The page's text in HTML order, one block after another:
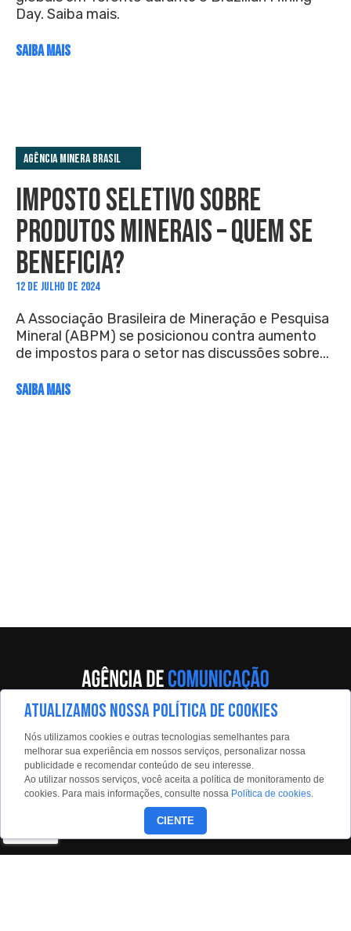
Day. Saiba mais.
SAIBA MAIS
Agência Minera Brasil
IMPOSTO SELETIVO SOBRE
PRODUTOS MINERAIS – QUEM SE
BENEFICIA?
12 DE JULHO DE 2024
A Associação Brasileira de Mineração e Pesquisa
Mineral (ABPM) se posicionou contra aumento
de impostos para o setor nas discussões sobre...
SAIBA MAIS
Av. Eng. Caetano Álvares, 55 - 5º andar
Limão, São Paulo, 02598-900
Contato:
estadaoconteudo@estadao.com
(11)99350-0439
ATUALIZAMOS NOSSA POLÍTICA DE COOKIES
Nós utilizamos cookies e outras tecnologias semelhantes para
melhorar sua experiência em nossos serviços, personalizar nossa
publicidade e recomendar conteúdo de seu interesse.
Ao utilizar nossos serviços, você aceita a política de monitoramento de
cookies. Para mais informações, consulte nossa Política de cookies.
CIENTE